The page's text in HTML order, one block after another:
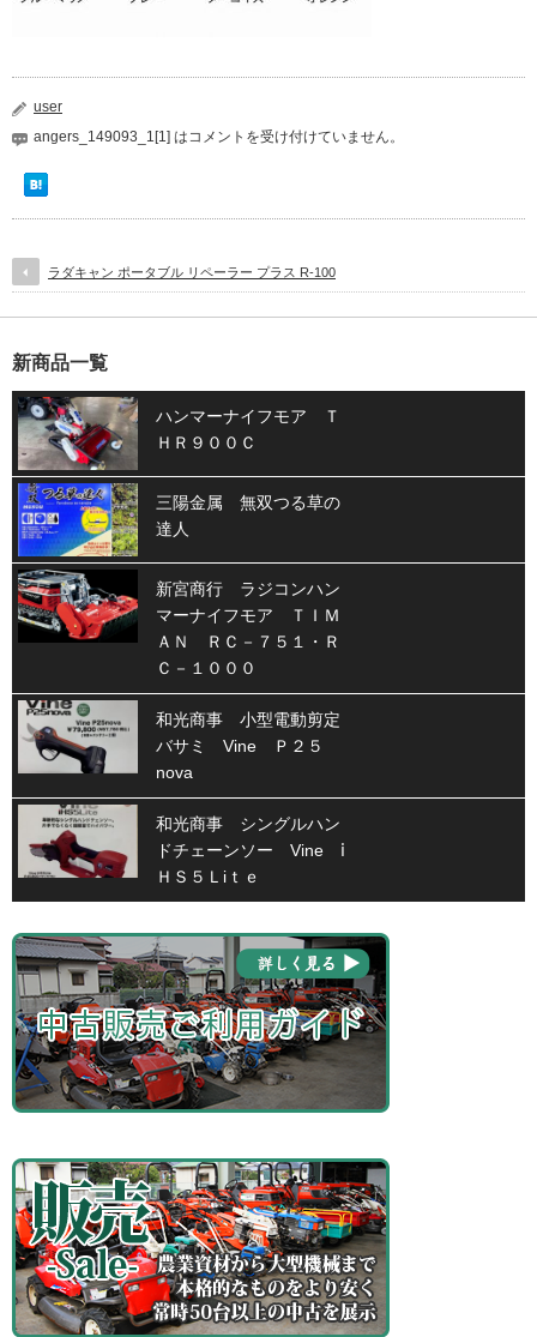
user
angers_149093_1[1] はコメントを受け付けていません。
ラダキャン ポータブル リペーラー プラス R-100
新商品一覧
ハンマーナイフモア Ｔ
ＨＲ９００Ｃ
三陽金属 無双つる草の
達人
新宮商行 ラジコンハン
マーナイフモア ＴＩＭ
ＡＮ ＲＣ－７５１・Ｒ
Ｃ－１０００
和光商事 小型電動剪定
バサミ Vine Ｐ２５
nova
和光商事 シングルハン
ドチェーンソー Vine ⅰ
ＨＳ５Ｌiｔｅ